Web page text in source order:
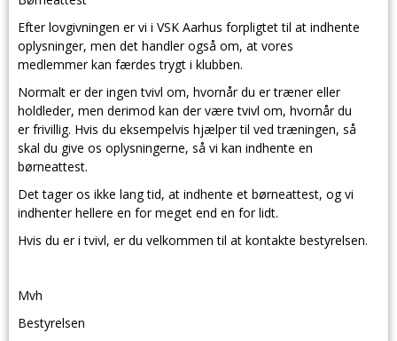
Efter lovgivningen er vi i VSK Aarhus forpligtet til at indhente
oplysninger, men det handler også om, at vores
medlemmer kan færdes trygt i klubben.
Normalt er der ingen tvivl om, hvornår du er træner eller
holdleder, men derimod kan der være tvivl om, hvornår du
er frivillig. Hvis du eksempelvis hjælper til ved træningen, så
skal du give os oplysningerne, så vi kan indhente en
børneattest.
Det tager os ikke lang tid, at indhente et børneattest, og vi
indhenter hellere en for meget end en for lidt.
Hvis du er i tvivl, er du velkommen til at kontakte bestyrelsen.
Mvh
Bestyrelsen